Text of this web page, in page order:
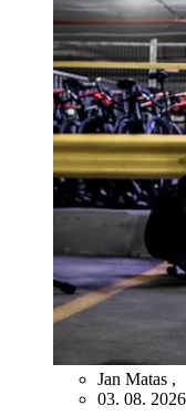
Jan Matas ,
03. 08. 2026